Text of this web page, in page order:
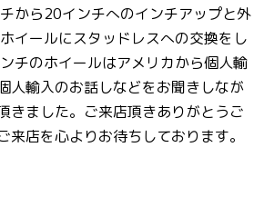
から20インチへのインチアップと外
イールにスタッドレスへの交換をし
チのホイールはアメリカから個人輸
人輸入のお話しなどをお聞きしなが
きました。ご来店頂きありがとうご
来店を心よりお待ちしております。